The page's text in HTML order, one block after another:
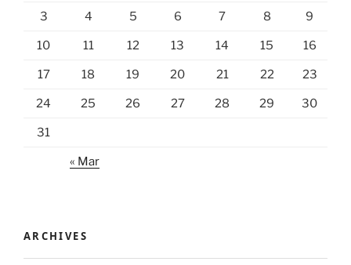
3 4 5 6 7 8 9
10 11 12 13 14 15 16
17 18 19 20 21 22 23
24 25 26 27 28 29 30
31
« Mar
ARCHIVES